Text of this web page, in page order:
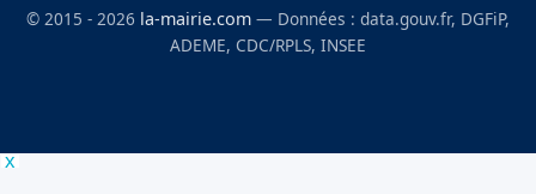
© 2015 - 2026 la-mairie.com — Données : data.gouv.fr, DGFiP,
ADEME, CDC/RPLS, INSEE
x